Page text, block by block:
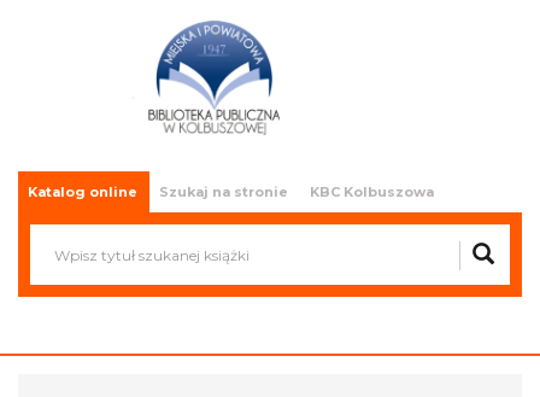
Miejska i Powiatowa Biblioteka
Publiczna w Kolbuszowej
Katalog online Szukaj na stronie KBC Kolbuszowa